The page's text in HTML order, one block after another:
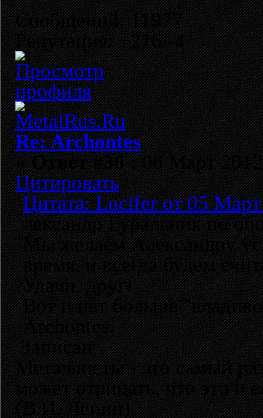
Сообщений: 11977
Репутация: +216/-4
Re: Archontes
«Ответ #36 :06 Март
Цитировать
Цитата: Lucifer от 05
лександр Гуральник по
Мы желаем Александру
время, и всегда будем
Удачи, друг!
Вот и нет больше
Archontes.
Записан
Металлисты - это самый
может отрицать, что это и
(В.И. Ленин)